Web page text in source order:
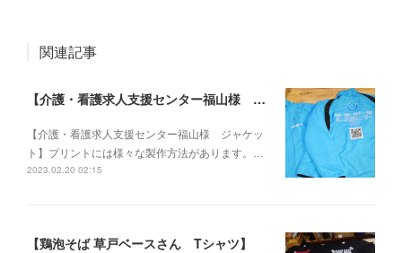
関連記事
【介護・看護求人支援センター福山様 ジャケット】
【介護・看護求人支援センター福山様 ジャケッ
ト】プリントには様々な製作方法があります。…
2023.02.20 02:15
【鶏泡そば 草戸ベースさん Tシャツ】